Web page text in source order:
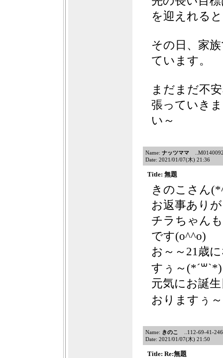
を迎えれる
その日、家
ています。
まだまだ不
張っていき
い～
Name: ナッツママ
Date: 2021/01/07(木) 21:36
Title: 無題
きのこさん
お返事あり
チラちゃん
です(o^^o)
お～～21歳
すぅ～(*´꒳`*)
元気にお誕
おりますぅ
Name: きのこ
..112-69-41-
Date: 2021/01/07(木) 21:50
Title: Re:無題